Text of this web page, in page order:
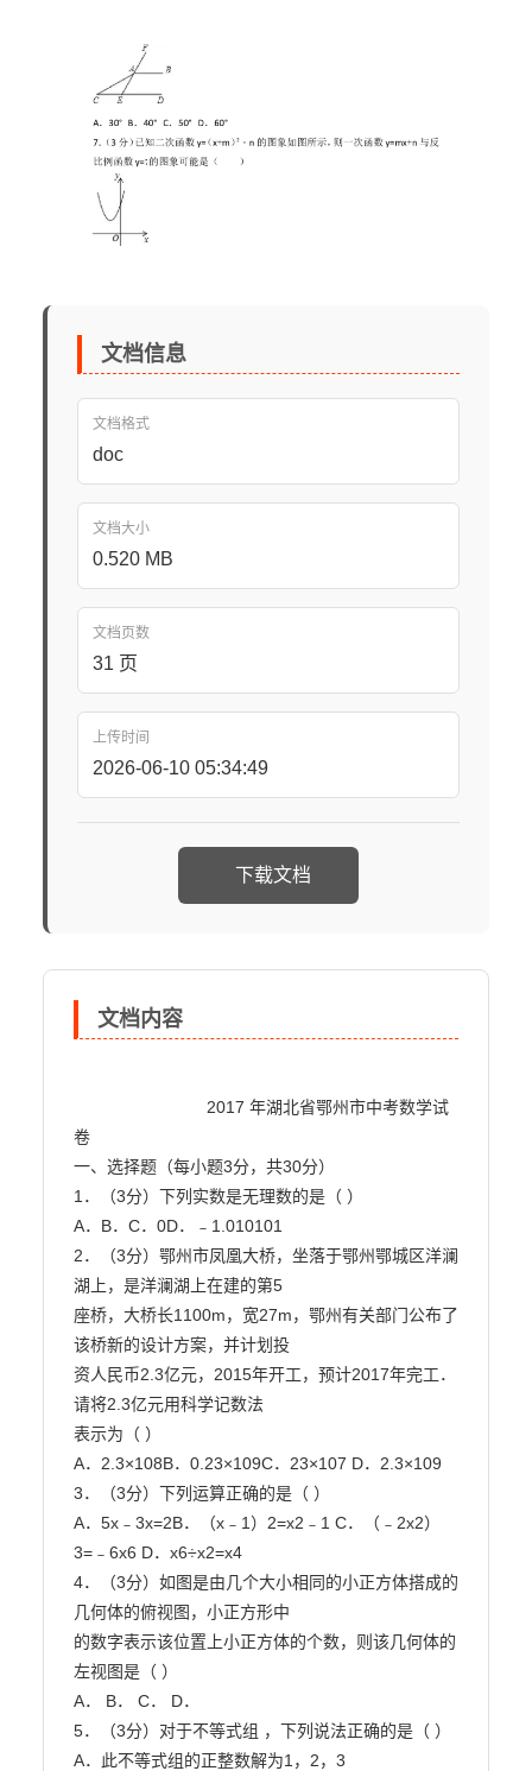
文档信息
文档格式
doc
文档大小
0.520 MB
文档页数
31 页
上传时间
2026-06-10 05:34:49
下载文档
文档内容